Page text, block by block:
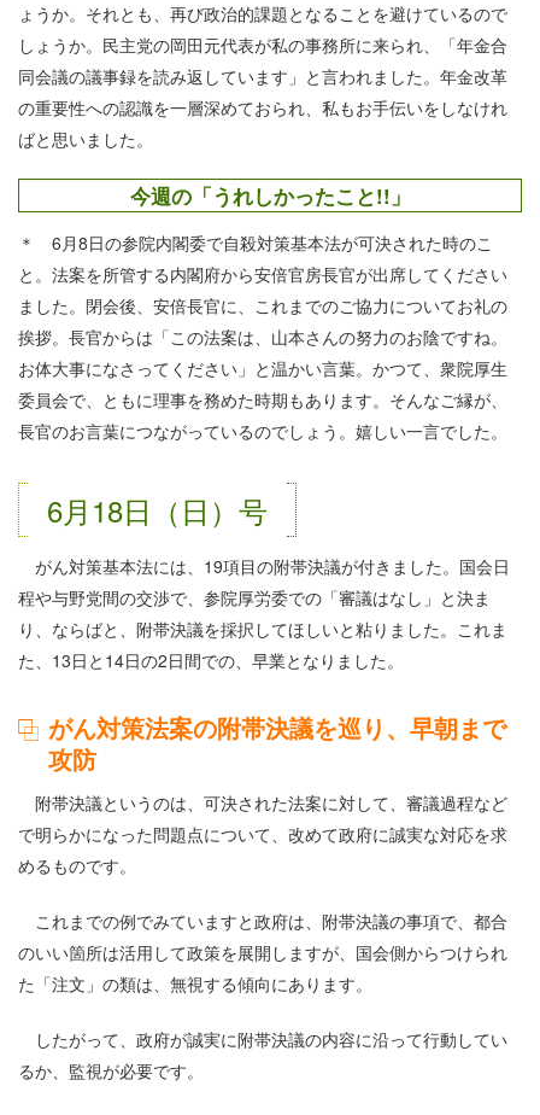
ょうか。それとも、再び政治的課題となることを避けているので
しょうか。民主党の岡田元代表が私の事務所に来られ、「年金合
同会議の議事録を読み返しています」と言われました。年金改革
の重要性への認識を一層深めておられ、私もお手伝いをしなけれ
ばと思いました。
今週の「うれしかったこと!!」
＊ 6月8日の参院内閣委で自殺対策基本法が可決された時のこ
と。法案を所管する内閣府から安倍官房長官が出席してください
ました。閉会後、安倍長官に、これまでのご協力についてお礼の
挨拶。長官からは「この法案は、山本さんの努力のお陰ですね。
お体大事になさってください」と温かい言葉。かつて、衆院厚生
委員会で、ともに理事を務めた時期もあります。そんなご縁が、
長官のお言葉につながっているのでしょう。嬉しい一言でした。
6月18日（日）号
がん対策基本法には、19項目の附帯決議が付きました。国会日
程や与野党間の交渉で、参院厚労委での「審議はなし」と決ま
り、ならばと、附帯決議を採択してほしいと粘りました。これま
た、13日と14日の2日間での、早業となりました。
がん対策法案の附帯決議を巡り、早朝まで
攻防
附帯決議というのは、可決された法案に対して、審議過程など
で明らかになった問題点について、改めて政府に誠実な対応を求
めるものです。
これまでの例でみていますと政府は、附帯決議の事項で、都合
のいい箇所は活用して政策を展開しますが、国会側からつけられ
た「注文」の類は、無視する傾向にあります。
したがって、政府が誠実に附帯決議の内容に沿って行動してい
るか、監視が必要です。